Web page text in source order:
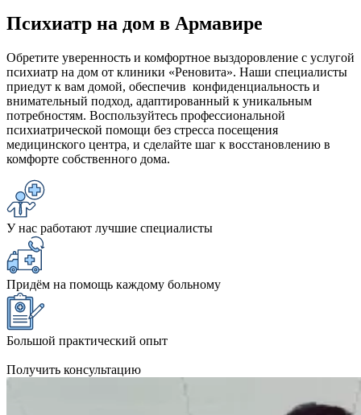
Психиатр на дом в Армавире
Обретите уверенность и комфортное выздоровление с услугой
психиатр на дом от клиники «Реновита». Наши специалисты
приедут к вам домой, обеспечив конфиденциальность и
внимательный подход, адаптированный к уникальным
потребностям. Воспользуйтесь профессиональной
психиатрической помощи без стресса посещения
медицинского центра, и сделайте шаг к восстановлению в
комфорте собственного дома.
У нас работают лучшие специалисты
Придём на помощь каждому больному
Большой практический опыт
Получить консультацию